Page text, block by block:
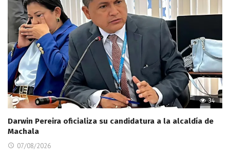
34
Darwin Pereira oficializa su candidatura a la alcaldía de
Machala
07/08/2026